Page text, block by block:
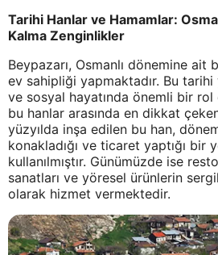
Tarihi Hanlar ve Hamamlar:
Kalma Zenginlikler
Beypazarı, Osmanlı dönemine ait
ev sahipliği yapmaktadır. Bu tarihi
ve sosyal hayatında önemli bir rol
bu hanlar arasında en dikkat
yüzyılda inşa edilen bu han,
konakladığı ve ticaret yaptığı bir
kullanılmıştır. Günümüzde ise
sanatları ve yöresel ürünlerin
olarak hizmet vermektedir.